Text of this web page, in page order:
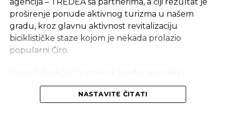
REKLAMA
Ponosni smo na Grad Mostar i čestitamo im na
prestižnoj tituli – Europski grad vina za 2024.
proširenje ponude aktivnog turizma u našem
gradu, kroz glavnu aktivnost revitalizaciju
biciklističke staze kojom je nekada prolazio
popularni Ćiro.
koordinator cijelog projekta je istakao da je Grad
Trebinje, već treću godinu zaredom, uključen u
NASTAVITE ČITATI